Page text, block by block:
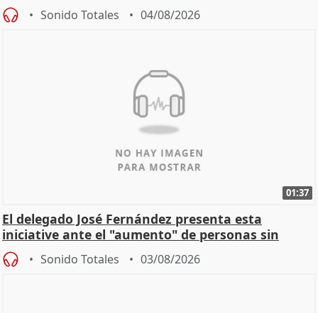
Sonido Totales 04/08/2026
01:37
El delegado José Fernández presenta esta
iniciative ante el "aumento" de personas sin
hogar en Madri
Sonido Totales 03/08/2026